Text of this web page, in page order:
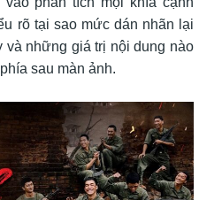
rõ tại sao mức dán nhãn lại
những giá trị nội dung nào
sau màn ảnh.